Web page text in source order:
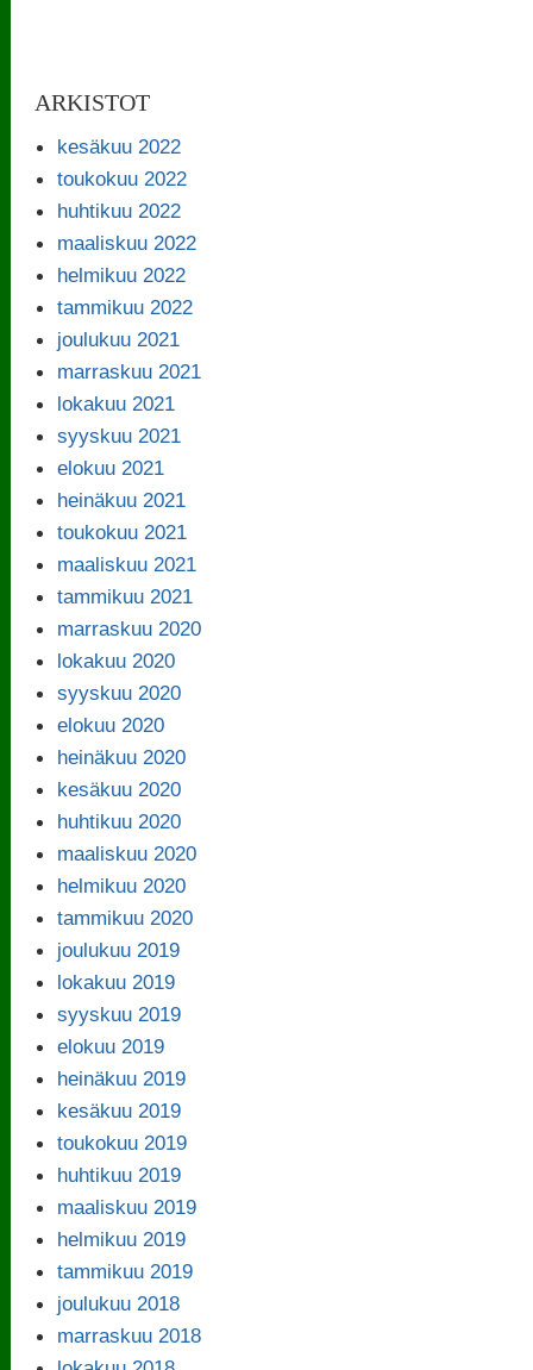
ARKISTOT
kesäkuu 2022
toukokuu 2022
huhtikuu 2022
maaliskuu 2022
helmikuu 2022
tammikuu 2022
joulukuu 2021
marraskuu 2021
lokakuu 2021
syyskuu 2021
elokuu 2021
heinäkuu 2021
toukokuu 2021
maaliskuu 2021
tammikuu 2021
marraskuu 2020
lokakuu 2020
syyskuu 2020
elokuu 2020
heinäkuu 2020
kesäkuu 2020
huhtikuu 2020
maaliskuu 2020
helmikuu 2020
tammikuu 2020
joulukuu 2019
lokakuu 2019
syyskuu 2019
elokuu 2019
heinäkuu 2019
kesäkuu 2019
toukokuu 2019
huhtikuu 2019
maaliskuu 2019
helmikuu 2019
tammikuu 2019
joulukuu 2018
marraskuu 2018